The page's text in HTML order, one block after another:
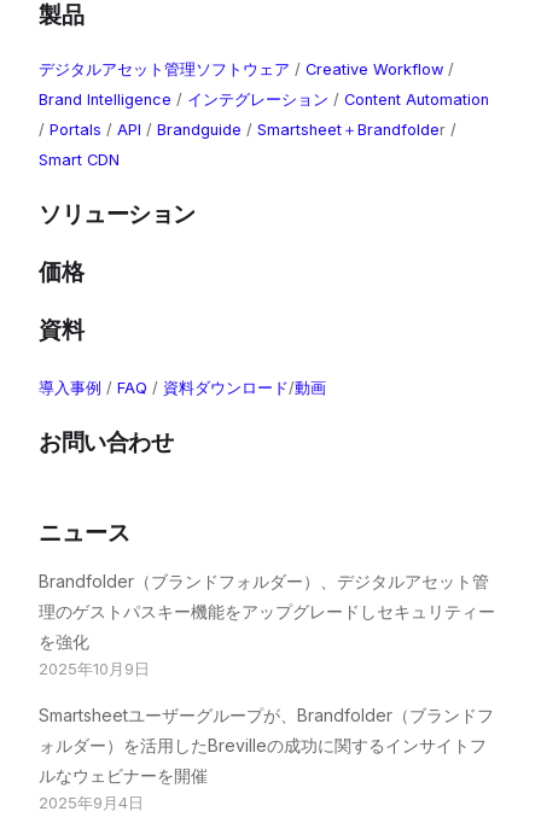
製品
デジタルアセット管理ソフトウェア /Creative Workflow /
Brand Intelligence ​ / インテグレーション /Content Automation
/Portals /API /Brandguide /Smartsheet＋Brandfolder /
Smart CDN
ソリューション
価格
資料
導入事例 /FAQ / 資料ダウンロード/動画
お問い合わせ
ニュース
Brandfolder（ブランドフォルダー）、デジタルアセット管
理のゲストパスキー機能をアップグレードしセキュリティー
を強化
2025年10月9日
Smartsheetユーザーグループが、Brandfolder（ブランドフ
ォルダー）を活用したBrevilleの成功に関するインサイトフ
ルなウェビナーを開催
2025年9月4日